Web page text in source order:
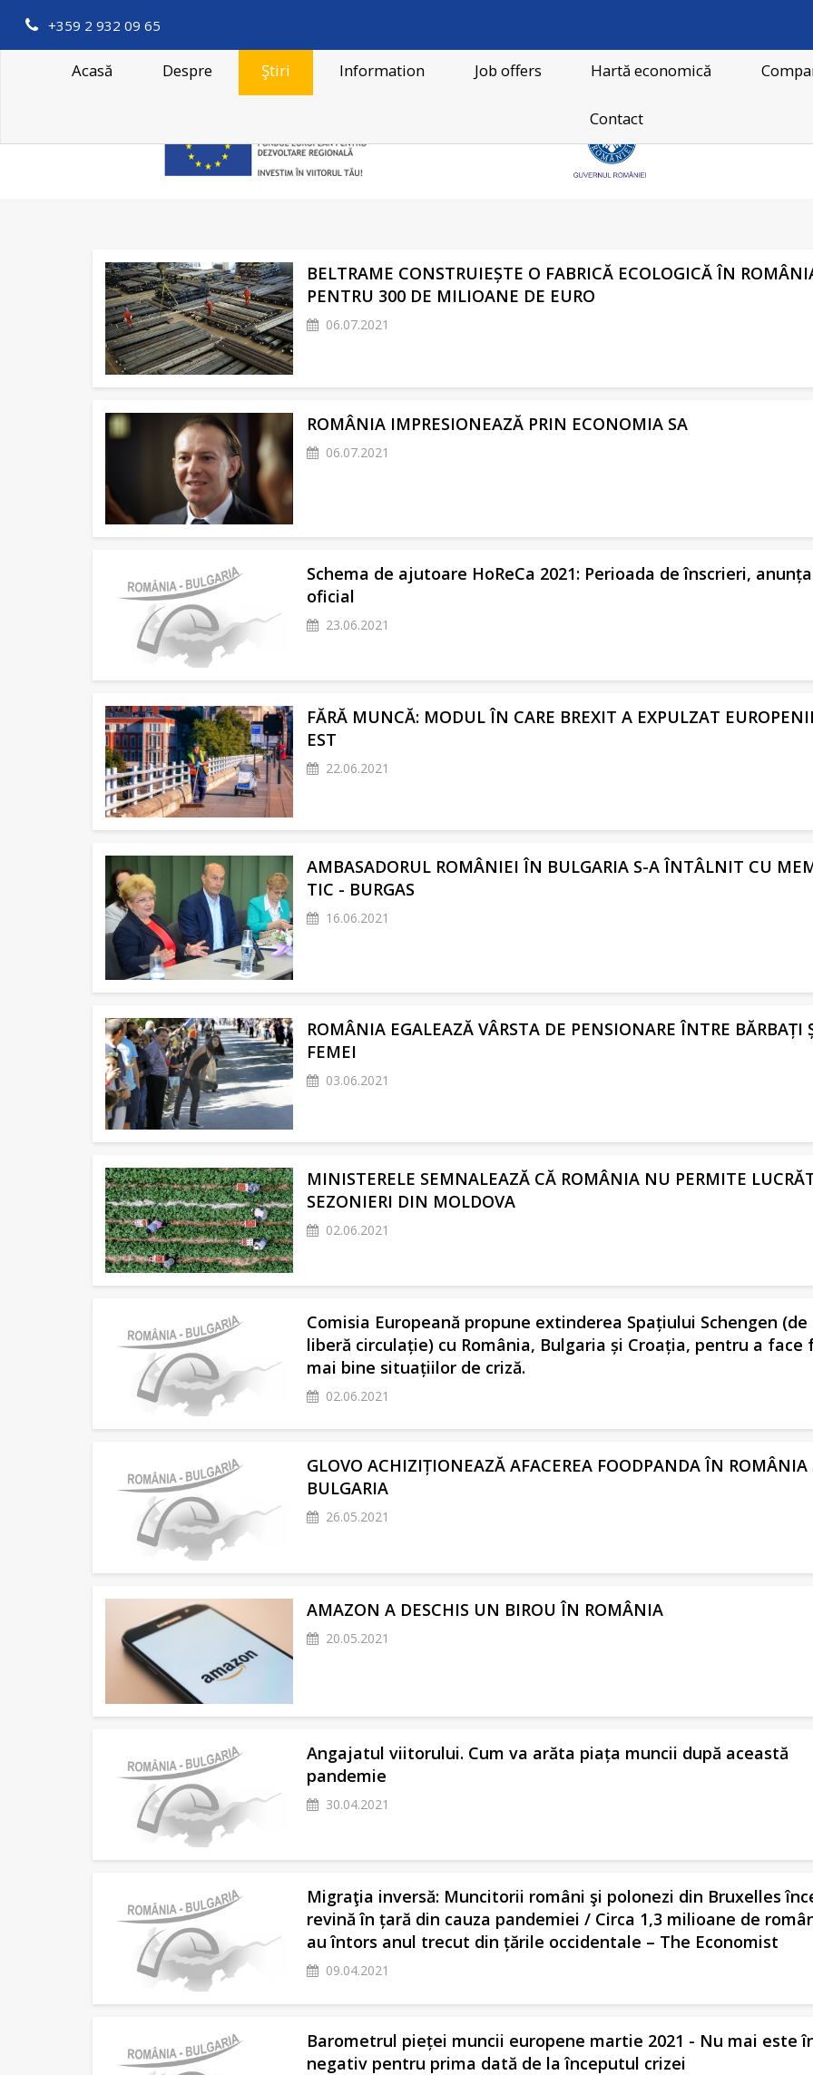
+359 2 932 09 65
Acasă Despre Ştiri Information Job offers Hartă economică
Contact
BELTRAME CONSTRUIEȘTE O FABRICĂ ECOLOGICĂ ÎN
PENTRU 300 DE MILIOANE DE EURO
06.07.2021
ROMÂNIA IMPRESIONEAZĂ PRIN ECONOMIA SA
06.07.2021
Schema de ajutoare HoReCa 2021: Perioada de înscrieri,
oficial
23.06.2021
FĂRĂ MUNCĂ: MODUL ÎN CARE BREXIT A EXPULZAT
EST
22.06.2021
AMBASADORUL ROMÂNIEI ÎN BULGARIA S-A ÎNTÂLNIT CU
TIC - BURGAS
16.06.2021
ROMÂNIA EGALEAZĂ VÂRSTA DE PENSIONARE ÎNTRE BĂRBAȚI
FEMEI
03.06.2021
MINISTERELE SEMNALEAZĂ CĂ ROMÂNIA NU PERMITE
SEZONIERI DIN MOLDOVA
02.06.2021
Comisia Europeană propune extinderea Spațiului Schengen (de
liberă circulație) cu România, Bulgaria și Croația, pentru a face
mai bine situațiilor de criză.
02.06.2021
GLOVO ACHIZIȚIONEAZĂ AFACEREA FOODPANDA ÎN ROMÂNIA
BULGARIA
26.05.2021
AMAZON A DESCHIS UN BIROU ÎN ROMÂNIA
20.05.2021
Angajatul viitorului. Cum va arăta piața muncii după această
pandemie
30.04.2021
Migraţia inversă: Muncitorii români şi polonezi din Bruxelles
revină în țară din cauza pandemiei / Circa 1,3 milioane de
au întors anul trecut din țările occidentale – The Economist
09.04.2021
Barometrul pieței muncii europene martie 2021 - Nu mai este
negativ pentru prima dată de la începutul crizei